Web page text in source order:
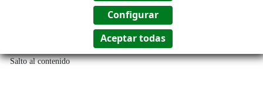
Salto al contenido